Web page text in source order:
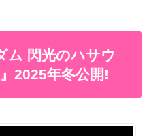
ム 閃光のハサウ
2025年冬公開!